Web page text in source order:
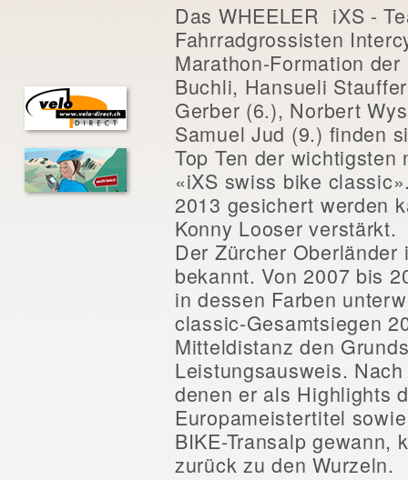
Das WHEELER  iXS -
Fahrradgrossisten
Marathon-Formation
Buchli, Hansueli
Gerber (6.), Norbert
Samuel Jud (9.) finden
Top Ten der
«iXS swiss bike
2013 gesichert werden
Konny Looser verstärkt.
Der Zürcher
bekannt. Von 2007 bis
in dessen Farben
classic-Gesamtsiegen
Mitteldistanz den
Leistungsausweis.
denen er als Highlights
Europameistertitel
BIKE-Transalp gewann,
zurück zu den Wurzeln.